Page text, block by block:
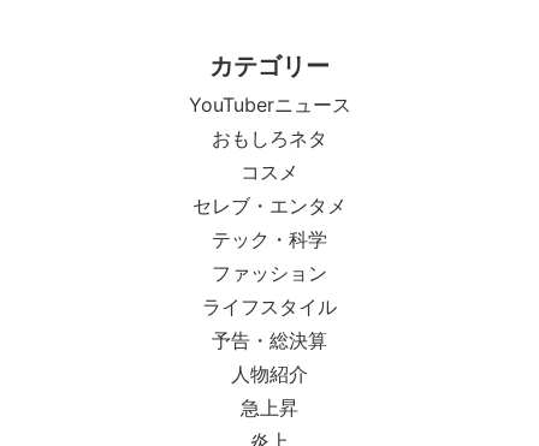
カテゴリー
YouTuberニュース
おもしろネタ
コスメ
セレブ・エンタメ
テック・科学
ファッション
ライフスタイル
予告・総決算
人物紹介
急上昇
炎上